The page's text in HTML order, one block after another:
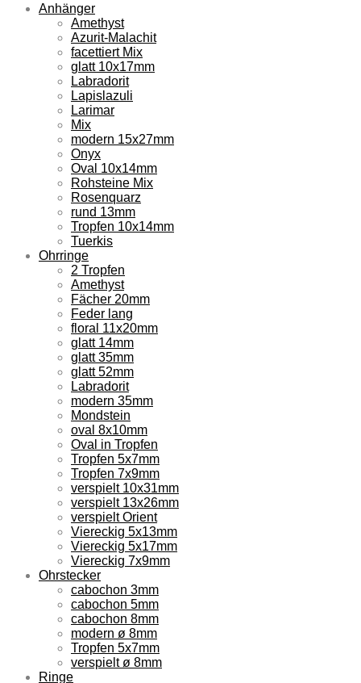
Anhänger
Amethyst
Azurit-Malachit
facettiert Mix
glatt 10x17mm
Labradorit
Lapislazuli
Larimar
Mix
modern 15x27mm
Onyx
Oval 10x14mm
Rohsteine Mix
Rosenquarz
rund 13mm
Tropfen 10x14mm
Tuerkis
Ohrringe
2 Tropfen
Amethyst
Fächer 20mm
Feder lang
floral 11x20mm
glatt 14mm
glatt 35mm
glatt 52mm
Labradorit
modern 35mm
Mondstein
oval 8x10mm
Oval in Tropfen
Tropfen 5x7mm
Tropfen 7x9mm
verspielt 10x31mm
verspielt 13x26mm
verspielt Orient
Viereckig 5x13mm
Viereckig 5x17mm
Viereckig 7x9mm
Ohrstecker
cabochon 3mm
cabochon 5mm
cabochon 8mm
modern ø 8mm
Tropfen 5x7mm
verspielt ø 8mm
Ringe